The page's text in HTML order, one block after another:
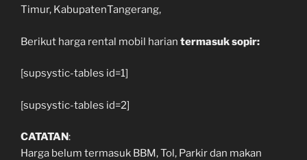
Timur, KabupatenTangerang,
Berikut harga rental mobil harian termasuk sopir:
[supsystic-tables id=1]
[supsystic-tables id=2]
CATATAN:
Harga belum termasuk BBM, Tol, Parkir dan makan